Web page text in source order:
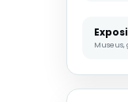
Museus,